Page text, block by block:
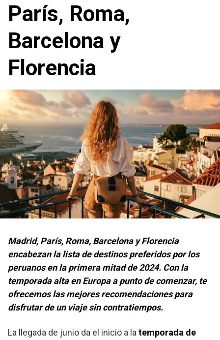
París, Roma,
Barcelona y
Florencia
Madrid, París, Roma, Barcelona y Florencia
encabezan la lista de destinos preferidos por los
peruanos en la primera mitad de 2024. Con la
temporada alta en Europa a punto de comenzar, te
ofrecemos las mejores recomendaciones para
disfrutar de un viaje sin contratiempos.
La llegada de junio da el inicio a la temporada de